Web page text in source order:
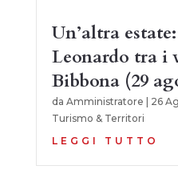
Un’altra
Leonardo tra i
Bibbona (29
da Amministratore | 26
Turismo & Territori
LEGGI TUTTO